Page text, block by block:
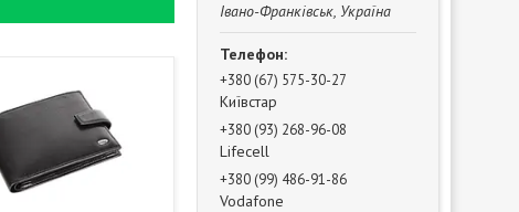
Івано-Франківськ, Україна
+380 (67) 575-30-27
Київстар
+380 (93) 268-96-08
Lifecell
+380 (99) 486-91-86
Vodafone